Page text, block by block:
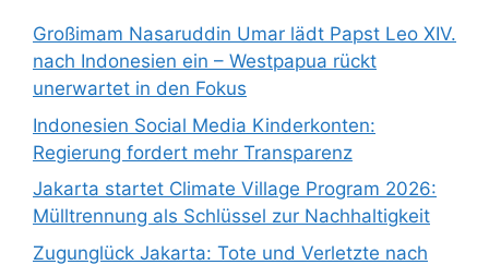
Großimam Nasaruddin Umar lädt Papst Leo XIV.
nach Indonesien ein – Westpapua rückt
unerwartet in den Fokus
Indonesien Social Media Kinderkonten:
Regierung fordert mehr Transparenz
Jakarta startet Climate Village Program 2026:
Mülltrennung als Schlüssel zur Nachhaltigkeit
Zugunglück Jakarta: Tote und Verletzte nach